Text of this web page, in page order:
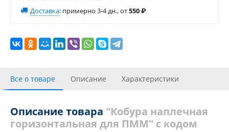
Доставка: примерно 3-4 дн., от550₽
Все о товаре Описание Характеристики
Описание товара "Кобура наплечная
горизонтальная для ПММ" с кодом